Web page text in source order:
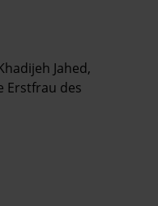
Jahed,
Erstfrau des